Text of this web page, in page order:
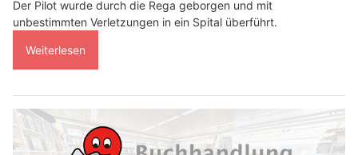
Der Pilot wurde durch die Rega geborgen und mit
unbestimmten Verletzungen in ein Spital überführt.
Weiterlesen